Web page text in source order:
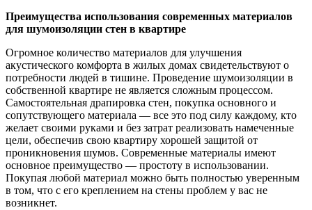
Преимущества использования современных материалов
для шумоизоляции стен в квартире
Огромное количество материалов для улучшения
акустического комфорта в жилых домах свидетельствуют о
потребности людей в тишине. Проведение шумоизоляции в
собственной квартире не является сложным процессом.
Самостоятельная драпировка стен, покупка основного и
сопутствующего материала — все это под силу каждому, кто
желает своими руками и без затрат реализовать намеченные
цели, обеспечив свою квартиру хорошей защитой от
проникновения шумов. Современные материалы имеют
основное преимущество — простоту в использовании.
Покупая любой материал можно быть полностью уверенным
в том, что с его креплением на стены проблем у вас не
возникнет.